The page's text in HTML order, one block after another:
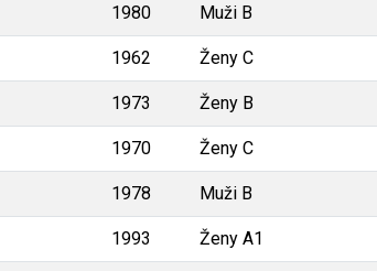
1980 Muži B
1962 Ženy C
1973 Ženy B
1970 Ženy C
1978 Muži B
1993 Ženy A1